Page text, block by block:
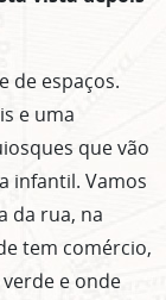
de espaços.
e uma
que vão
infantil. Vamos
da rua, na
tem comércio,
e onde